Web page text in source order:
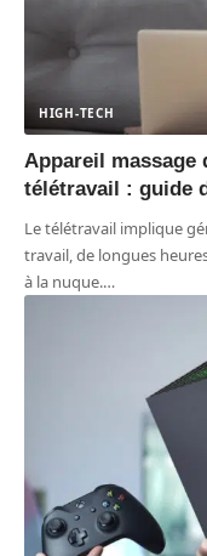
HIGH-TECH
Appareil massage
télétravail : guide
Le télétravail implique
travail, de longues
à la nuque.…